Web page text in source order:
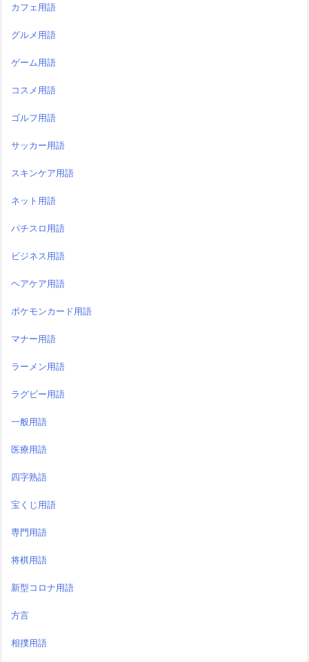
カフェ用語
グルメ用語
ゲーム用語
コスメ用語
ゴルフ用語
サッカー用語
スキンケア用語
ネット用語
パチスロ用語
ビジネス用語
ヘアケア用語
ポケモンカード用語
マナー用語
ラーメン用語
ラグビー用語
一般用語
医療用語
四字熟語
宝くじ用語
専門用語
将棋用語
新型コロナ用語
方言
相撲用語